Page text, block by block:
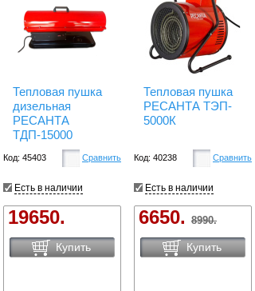
Тепловая пушка
дизельная
РЕСАНТА
ТДП-15000
Код: 45403 Сравнить
Есть в наличии
19650.
Купить
Тепловая пушка
РЕСАНТА ТЭП-
5000К
Код: 40238 Сравнить
Есть в наличии
6650. 8990.
Купить